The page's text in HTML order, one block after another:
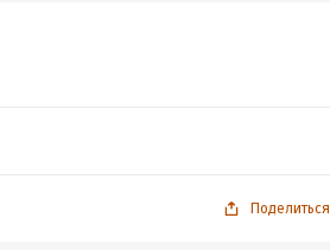
Поделиться